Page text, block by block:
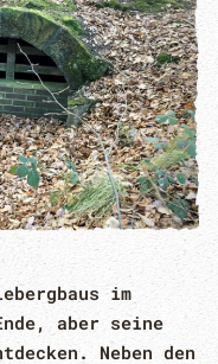
im
aber seine
Neben den